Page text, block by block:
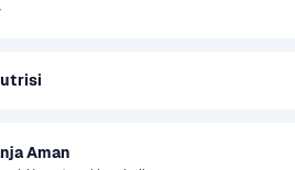
yang manis serta asam alami. Permen
serak, atau sekadar menjaga
aktivitas sehari-hari.
Aman